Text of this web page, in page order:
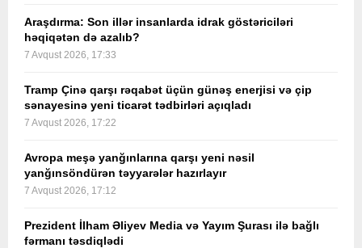
Araşdırma: Son illər insanlarda idrak göstəriciləri
həqiqətən də azalıb?
7 Avqust 2026, 17:33
Tramp Çinə qarşı rəqabət üçün günəş enerjisi və çip
sənayesinə yeni ticarət tədbirləri açıqladı
7 Avqust 2026, 17:22
Avropa meşə yanğınlarına qarşı yeni nəsil
yanğınsöndürən təyyarələr hazırlayır
7 Avqust 2026, 17:12
Prezident İlham Əliyev Media və Yayım Şurası ilə bağlı
fərmanı təsdiqlədi